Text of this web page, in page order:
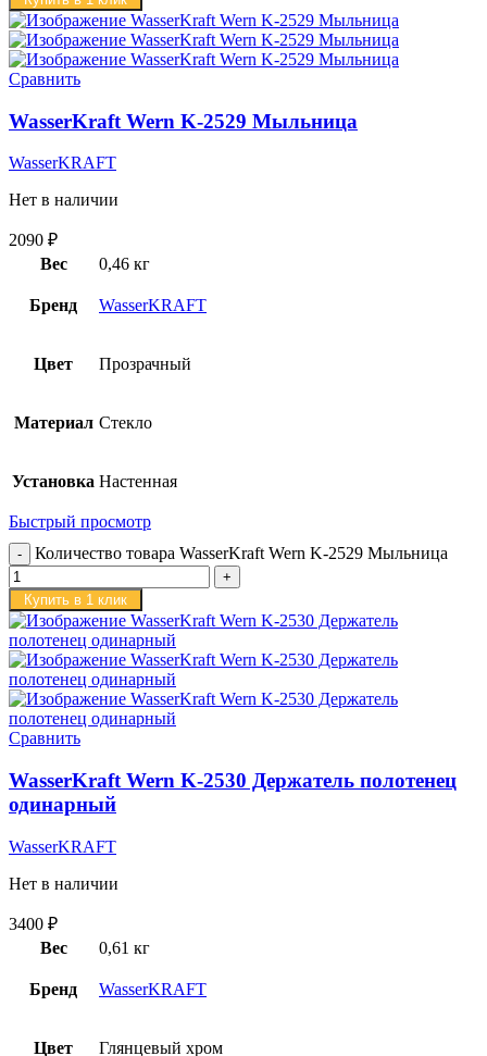
Сравнить
WasserKraft Wern K-2529 Мыльница
WasserKRAFT
Нет в наличии
2090 ₽
Вес
0,46 кг
Бренд WasserKRAFT
Цвет Прозрачный
Материал Стекло
Установка Настенная
Быстрый просмотр
Количество товара WasserKraft Wern K-2529 Мыльница
Купить в 1 клик
Сравнить
WasserKraft Wern K-2530 Держатель полотенец
одинарный
WasserKRAFT
Нет в наличии
3400 ₽
Вес
0,61 кг
Бренд WasserKRAFT
Цвет Глянцевый хром